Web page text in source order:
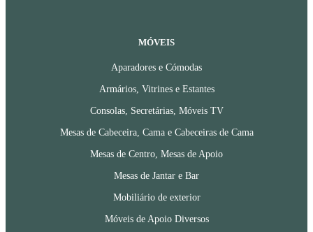
MÓVEIS
Aparadores e Cómodas
Armários, Vitrines e Estantes
Consolas, Secretárias, Móveis TV
Mesas de Cabeceira, Cama e Cabeceiras de Cama
Mesas de Centro, Mesas de Apoio
Mesas de Jantar e Bar
Mobiliário de exterior
Móveis de Apoio Diversos